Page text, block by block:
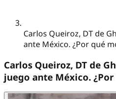
Carlos Queiroz, DT de
ante México. ¿Por qué
Carlos Queiroz, DT de
juego ante México.